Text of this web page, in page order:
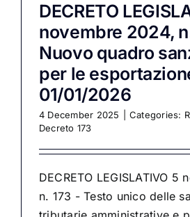
DECRETO
novembre 2024,
Nuovo quadro
per le
01/01/2026
4 December 2025 Categories:
Decreto 173
DECRETO LEGISLATIVO 5
n. 173 - Testo unico delle